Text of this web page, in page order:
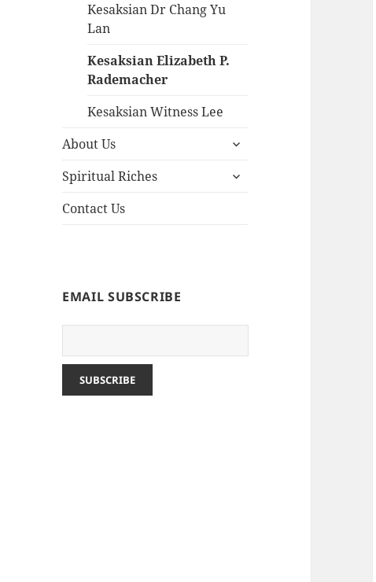
Kesaksian Dr Chang Yu
Lan
Kesaksian Elizabeth P.
Rademacher
Kesaksian Witness Lee
About Us
Spiritual Riches
Contact Us
EMAIL SUBSCRIBE